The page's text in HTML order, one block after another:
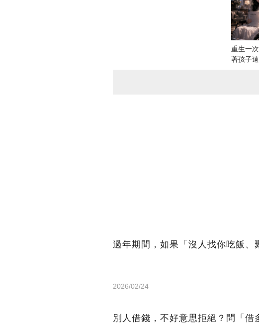
重生一
著孩子
過年期間，如果「沒人找你吃飯、
2026/02/24
別人借錢，不好意思拒絕？問「